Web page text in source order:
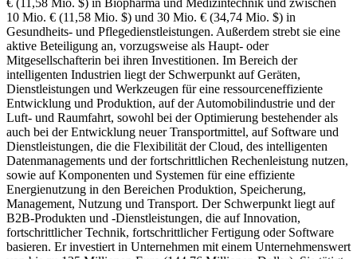
10 Mio. € (11,58 Mio. $) und 30 Mio. € (34,74 Mio. $) in
Gesundheits- und Pflegedienstleistungen. Außerdem strebt sie eine
aktive Beteiligung an, vorzugsweise als Haupt- oder
Mitgesellschafterin bei ihren Investitionen. Im Bereich der
intelligenten Industrien liegt der Schwerpunkt auf Geräten,
Dienstleistungen und Werkzeugen für eine ressourceneffiziente
Entwicklung und Produktion, auf der Automobilindustrie und der
Luft- und Raumfahrt, sowohl bei der Optimierung bestehender als
auch bei der Entwicklung neuer Transportmittel, auf Software und
Dienstleistungen, die die Flexibilität der Cloud, des intelligenten
Datenmanagements und der fortschrittlichen Rechenleistung nutzen,
sowie auf Komponenten und Systemen für eine effiziente
Energienutzung in den Bereichen Produktion, Speicherung,
Management, Nutzung und Transport. Der Schwerpunkt liegt auf
B2B-Produkten und -Dienstleistungen, die auf Innovation,
fortschrittlicher Technik, fortschrittlicher Fertigung oder Software
basieren. Er investiert in Unternehmen mit einem Unternehmenswert